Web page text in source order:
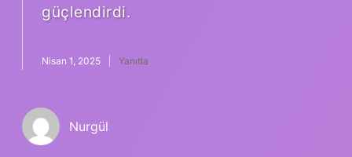
güçlendirdi.
Nisan 1, 2025 Yanıtla
Nurgül